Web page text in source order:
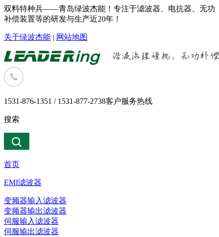
双料特种兵——青岛绿波杰能！专注于滤波器、电抗器、无功
补偿装置等的研发与生产近20年！
关于绿波杰能 | 网站地图
1531-876-1351 / 1531-877-2738客户服务热线
搜索
首页
EMI滤波器
变频器输入滤波器
变频器输出滤波器
伺服输入滤波器
伺服输出滤波器